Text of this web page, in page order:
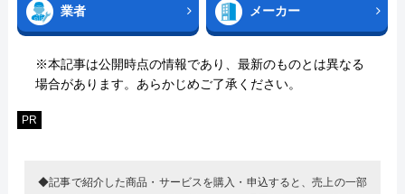
業者 メーカー
※本記事は公開時点の情報であり、最新のものとは異なる
場合があります。あらかじめご了承ください。
PR
◆記事で紹介した商品・サービスを購入・申込すると、売上の一部